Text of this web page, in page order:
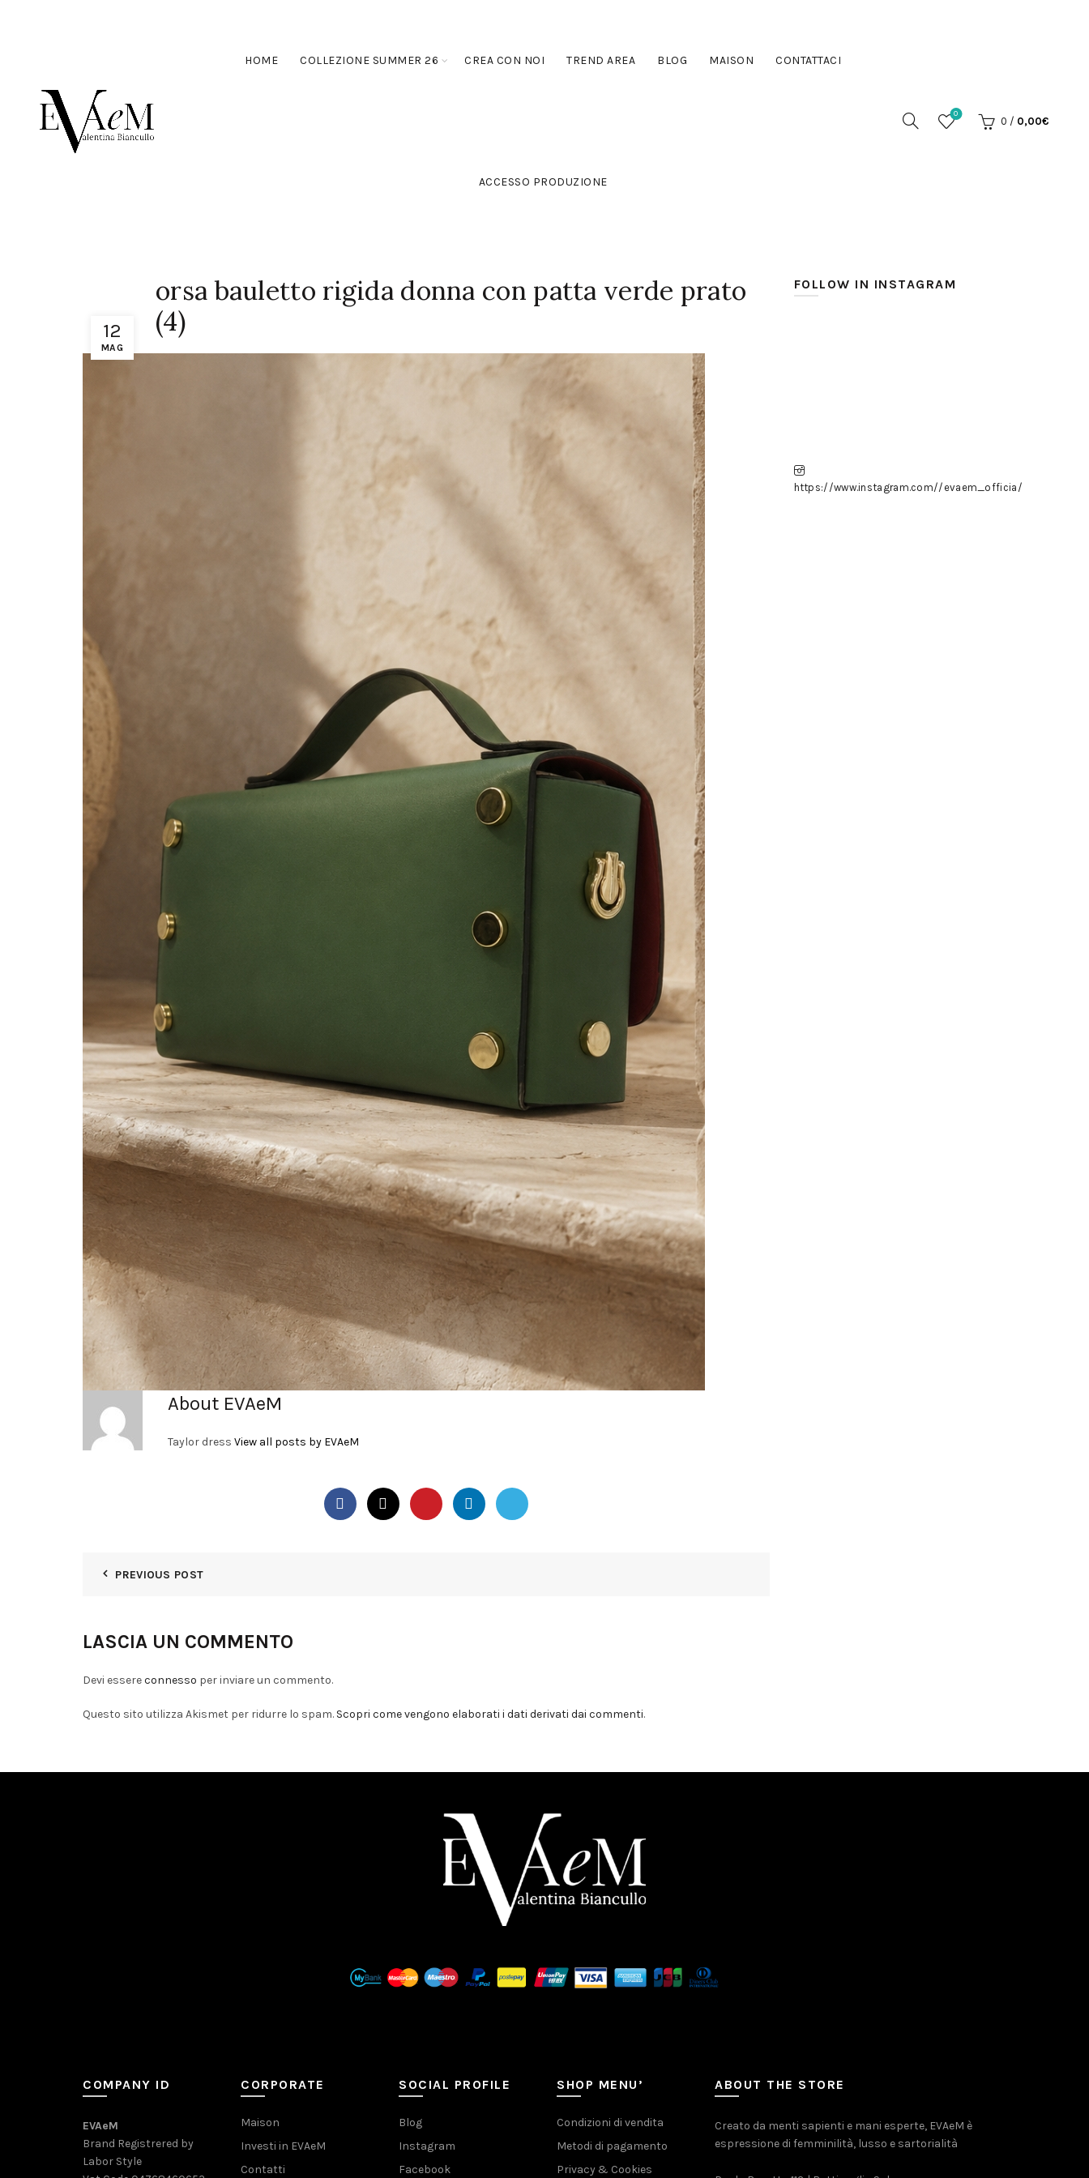
HOME COLLEZIONE SUMMER 26 CREA CON NOI TREND AREA BLOG MAISON CONTATTACI
ACCESSO PRODUZIONE
0
0 / 0,00€
12
MAG
orsa bauletto rigida donna con patta verde prato
(4)
About EVAeM
Taylor dress View all posts by EVAeM
PREVIOUS POST
LASCIA UN COMMENTO
Devi essereconnesso per inviare un commento.
Questo sito utilizza Akismet per ridurre lo spam. Scopri come vengono elaborati i dati derivati dai commenti.
FOLLOW IN INSTAGRAM
https://www.instagram.com//evaem_officia/
COMPANY ID
EVAeM
Brand Registrered by
Labor Style
CORPORATE
Maison
Investi in EVAeM
Contatti
SOCIAL PROFILE
Blog
Instagram
Facebook
SHOP MENU’
Condizioni di vendita
Metodi di pagamento
Privacy & Cookies
ABOUT THE STORE
Creato da menti sapienti e mani esperte, EVAeM è
espressione di femminilità, lusso e sartorialità